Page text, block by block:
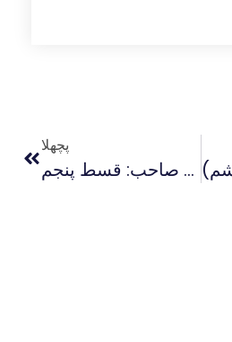
پچھلا
اسلام، ریاست، حکومت اور غامدی صاحب: قسط پنجم